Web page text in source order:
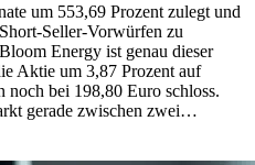
um 553,69 Prozent zulegt und
Seller-Vorwürfen zu
Energy ist genau dieser
Aktie um 3,87 Prozent auf
noch bei 198,80 Euro schloss.
gerade zwischen zwei…